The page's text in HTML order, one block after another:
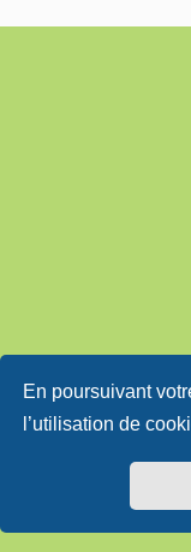
En poursuivant
l’utilisation de